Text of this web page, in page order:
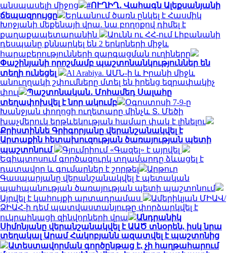
անսպասելի միջոց
#ՈՒՂԻՂ․ Վահագն Ալեքսանյանի
ճեպազրույցը
Երևանում ծառն ընկել է Հասմիկ
Խոջյանի մեքենայի վրա. նա բողոքով դիմել է
քաղաքապետարանին
Աունն ու ՀՀ-ում Լիբանանի
դեսպանը քննարկել են 2 երկրների միջև
հարաբերությունների զարգացման ուղիները
Փաշինյանի որոշմամբ պաշտոնանկություններ են
տեղի ունեցել
Al Arabiya. ԱՄՆ-ի և Իրանի միջև
անուղղակի շփումները մտել են իրենց եզրափակիչ
փուլ
Պաշտոնական․ Մոհամեդ Սալահը
տեղափոխվել է նոր ակումբ
Օգոստոսի 7-9-ը
Խանջյան փողոցի ուղետարը մինչև Տ. Մեծի
խաչմերուկ երթևեկության համար փակ է լինելու
Քրիստիննե Գրիգորյանը վերանշանակվել է
Արտաքին հետախուզության ծառայության պետի
պաշտոնում
Գյումրիում «Գազել» է այրվել
Եգիպտոսում գործազուրկ տղամարդը ձևացել է
դատավոր և գումարներ է շորթել
Արթուր
Գասպարյանը վերանշանակվել է պետական
պահպանության ծառայության պետի պաշտոնում
Այրվել է կահույքի արտադրամաս
Ամերիկյան ՄԻԱՎ/
ՁԻԱՀ-ի դեմ պատվաստանյութը փորձարկվել է
ուկրաինացի զինվորների վրա
Անդրանիկ
Սիմոնյանը վերանշանակվել է ԱԱԾ տնօրեն, իսկ նրա
տեղակալ Արամ Հակոբյանն ազատվել է պաշտոնից
Ատեստավորման գործընթաց է, չի հաղթահարում